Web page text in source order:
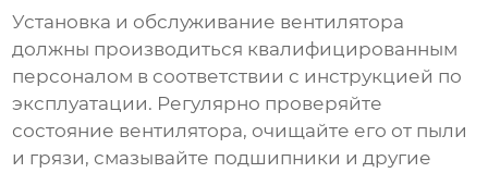
Установка и обслуживание вентилятора
должны производиться квалифицированным
персоналом в соответствии с инструкцией по
эксплуатации. Регулярно проверяйте
состояние вентилятора, очищайте его от пыли
и грязи, смазывайте подшипники и другие